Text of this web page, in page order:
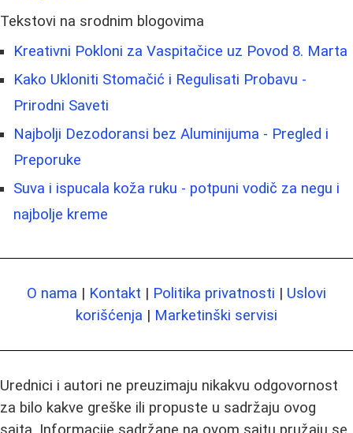
Tekstovi na srodnim blogovima
Kreativni Pokloni za Vaspitačice uz Povod 8. Marta
Kako Ukloniti Stomačić i Regulisati Probavu -
Prirodni Saveti
Najbolji Dezodoransi bez Aluminijuma - Pregled i
Preporuke
Suva i ispucala koža ruku - potpuni vodič za negu i
najbolje kreme
O nama | Kontakt | Politika privatnosti | Uslovi
korišćenja | Marketinški servisi
Urednici i autori ne preuzimaju nikakvu odgovornost
za bilo kakve greške ili propuste u sadržaju ovog